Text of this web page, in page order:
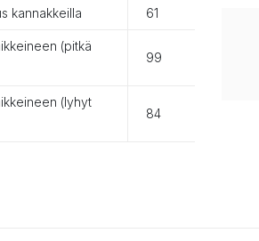
kannakkeilla 61
(pitkä
99
(lyhyt
84